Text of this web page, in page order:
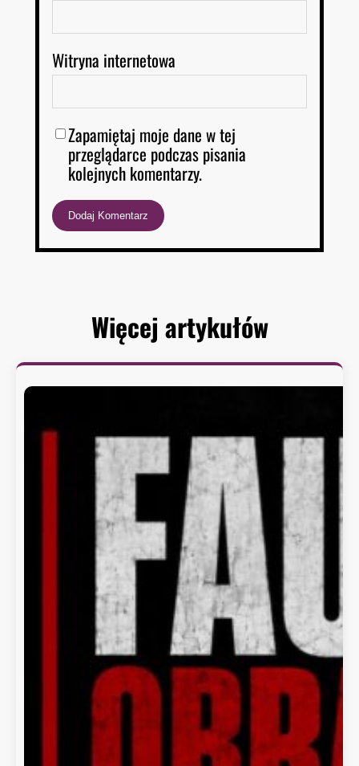
Witryna internetowa
Zapamiętaj moje dane w tej
przeglądarce podczas pisania
kolejnych komentarzy.
Więcej artykułów